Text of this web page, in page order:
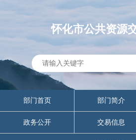
怀化市公共资源
部门首页 部门简介
政务公开 交易信息